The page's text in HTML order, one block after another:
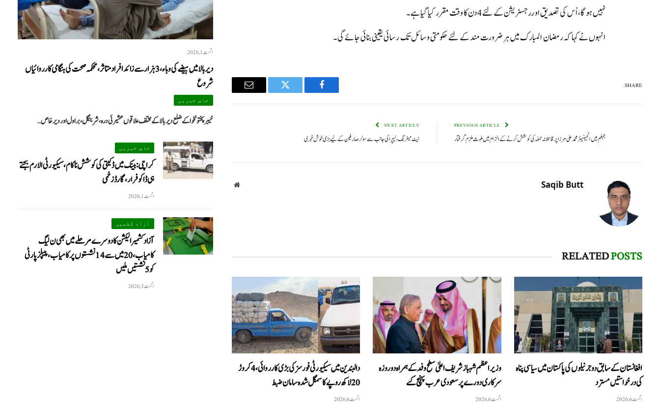
نہیں ہو گا، اُ س کی تصدیق او ررجسٹریشن کے لئے 4دن کا وقت مقرر کیا گیا ہے۔
انہوں نے کہا کہ رمضان المبارک میں ہر ضرورت مند کے لئے حکومتی وسائل تک رسائی یقینی بنائی جائے گی۔
SHARE.
Facebook
Twitter
Email
جہلم میں انجینیئر محمد علی مرزا پر قاتلانہ حملہ کی کوشش کرنے کے الزام میں ملوث ملزم گرفتار
NEXT ARTICLE
نیٹ میٹرنگ، نیپرا کی جانب سے سولر صارفین کے لیے بڑی خوش خبری
Saqib Butt
Website
RELATEDPOSTS
افغانستان کے سابق دو جرنیلوں کی پاکستان میں سیاسی پناہ
کی درخواستیں مسترد
اگست 6, 2026
وزیراعظم شہبازشریف اعلیٰ سطح وفد کے ہمراہ دو روزه
سرکاری دورے پر سعودی عرب پہنچ گئے
اگست 6, 2026
دالبندین میں سیکیورٹی فورسز کی بڑی کارروائی، 4 کروڑ
20 لاکھ روپے کا سمگل شدہ سامان ضبط
اگست 6, 2026
اگست 1, 2026
دیر بالا میں ہیضے کی وباء، 3 ہزار سے زائد افراد متاثر، محکمہ صحت کی ہنگامی کارروائیاں
شروع
خاص خبریں
خیبرپختونخوا کے ضلع دیر بالا کے مختلف علاقوں عشیرئی درہ، شرینگل، براول اور دیر خاص…
خاص خبریں
کراچی: بینک میں ڈکیتی کی کوشش ناکام، سیکیورٹی الارم بجتے
ہی ڈاکو فرار، گارڈ زخمی
اگست 1, 2026
آزاد کشمیر
آزاد کشمیر الیکشن کا دوسرے مرحلے میں بھی ن لیگ
کامیاب، 20 میں سے 14 نشستوں پر کامیاب، پیپلزپارٹی
کو 5 نشستیں ملیں
اگست 3, 2026